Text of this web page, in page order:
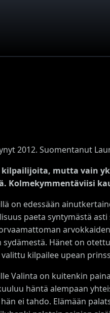
2012. Suomentanut
mutta vain
Kolmekymmentäviisi
on edessään
paeta syntymästä
sydämestä. Hänet on
kilpailee upean
Valinta on kuitenkin
häntä alempaan
ei tahdo. Elämään